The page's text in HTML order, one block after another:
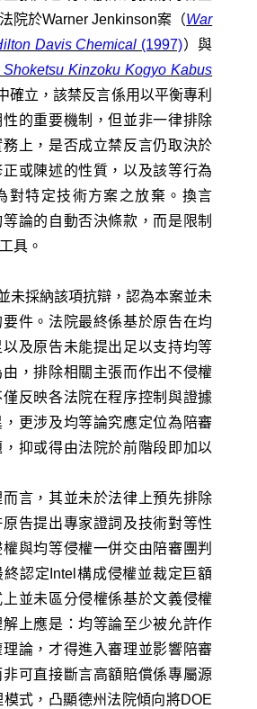
院於Warner Jenkinson案（War
Davis Chemical (1997)）與
Shoketsu Kinzoku Kogyo Kabus
確立，該禁反言係用以平衡專利
的重要機制，但並非一律排除
上，是否成立禁反言仍取決於
或陳述的性質，以及該等行為
對特定技術方案之放棄。換言
論的自動否決條款，而是限制
具。
未採納該項抗辯，認為本案並未
件。法院最終係基於原告在均
及原告未能提出足以支持均等
，排除相關主張而作出不侵權
反映各法院在程序控制與證據
更涉及均等論究應定位為陪審
抑或得由法院於前階段即加以
言，其並未於法律上預先排除
告提出專家證詞及技術對等性
與均等侵權一併交由陪審團判
認定Intel構成侵權並裁定巨額
並未區分侵權係基於文義侵權
上應是：均等論至少被允許作
論，才得進入審理並影響陪審
可直接斷言高額賠償係專屬源
式，凸顯德州法院傾向將DOE